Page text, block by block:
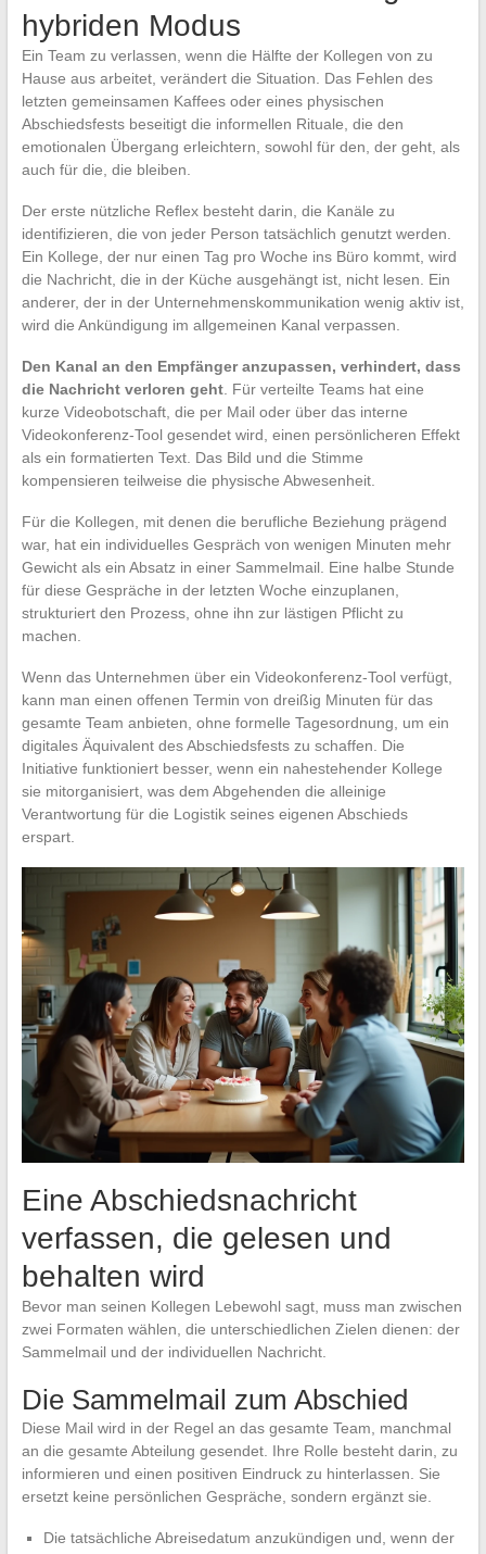
hybriden Modus
Ein Team zu verlassen, wenn die Hälfte der Kollegen von zu
Hause aus arbeitet, verändert die Situation. Das Fehlen des
letzten gemeinsamen Kaffees oder eines physischen
Abschiedsfests beseitigt die informellen Rituale, die den
emotionalen Übergang erleichtern, sowohl für den, der geht, als
auch für die, die bleiben.
Der erste nützliche Reflex besteht darin, die Kanäle zu
identifizieren, die von jeder Person tatsächlich genutzt werden.
Ein Kollege, der nur einen Tag pro Woche ins Büro kommt, wird
die Nachricht, die in der Küche ausgehängt ist, nicht lesen. Ein
anderer, der in der Unternehmenskommunikation wenig aktiv ist,
wird die Ankündigung im allgemeinen Kanal verpassen.
Den Kanal an den Empfänger anzupassen, verhindert, dass
die Nachricht verloren geht. Für verteilte Teams hat eine
kurze Videobotschaft, die per Mail oder über das interne
Videokonferenz-Tool gesendet wird, einen persönlicheren Effekt
als ein formatierten Text. Das Bild und die Stimme
kompensieren teilweise die physische Abwesenheit.
Für die Kollegen, mit denen die berufliche Beziehung prägend
war, hat ein individuelles Gespräch von wenigen Minuten mehr
Gewicht als ein Absatz in einer Sammelmail. Eine halbe Stunde
für diese Gespräche in der letzten Woche einzuplanen,
strukturiert den Prozess, ohne ihn zur lästigen Pflicht zu
machen.
Wenn das Unternehmen über ein Videokonferenz-Tool verfügt,
kann man einen offenen Termin von dreißig Minuten für das
gesamte Team anbieten, ohne formelle Tagesordnung, um ein
digitales Äquivalent des Abschiedsfests zu schaffen. Die
Initiative funktioniert besser, wenn ein nahestehender Kollege
sie mitorganisiert, was dem Abgehenden die alleinige
Verantwortung für die Logistik seines eigenen Abschieds
erspart.
Eine Abschiedsnachricht
verfassen, die gelesen und
behalten wird
Bevor man seinen Kollegen Lebewohl sagt, muss man zwischen
zwei Formaten wählen, die unterschiedlichen Zielen dienen: der
Sammelmail und der individuellen Nachricht.
Die Sammelmail zum Abschied
Diese Mail wird in der Regel an das gesamte Team, manchmal
an die gesamte Abteilung gesendet. Ihre Rolle besteht darin, zu
informieren und einen positiven Eindruck zu hinterlassen. Sie
ersetzt keine persönlichen Gespräche, sondern ergänzt sie.
Die tatsächliche Abreisedatum anzukündigen und, wenn der